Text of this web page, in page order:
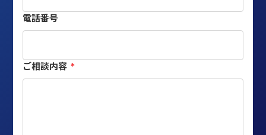
電話番号
ご相談内容 *